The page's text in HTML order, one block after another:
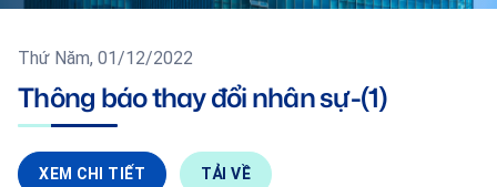
Thứ Năm, 01/12/2022
Thông báo thay đổi nhân sự-(1)
XEM CHI TIẾT TẢI VỀ